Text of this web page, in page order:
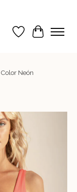
Lista de deseos
Cesta
Neón